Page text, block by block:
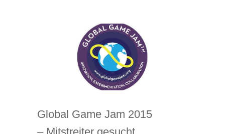
Global Game Jam 2015